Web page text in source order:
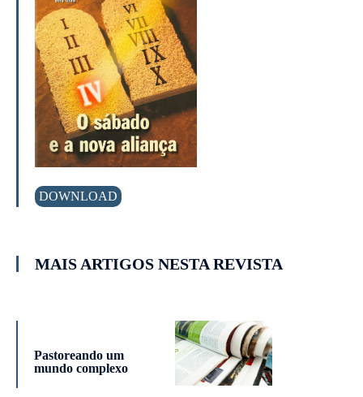
DOWNLOAD
MAIS ARTIGOS NESTA REVISTA
Pastoreando um
mundo complexo